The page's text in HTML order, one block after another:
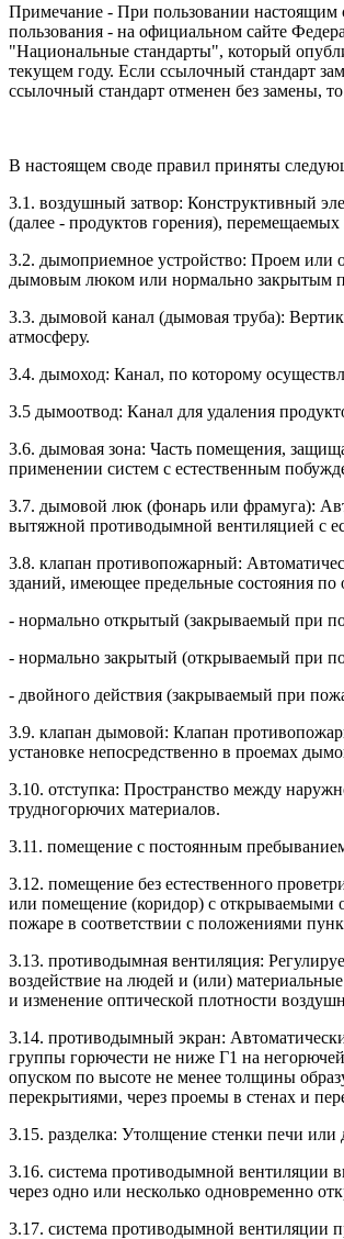
Примечание - При пользовании настоящим
пользования - на официальном сайте
"Национальные стандарты", который
текущем году. Если ссылочный стандарт
ссылочный стандарт отменен без замены,
В настоящем своде правил приняты
3.1. воздушный затвор: Конструктивный
(далее - продуктов горения),
3.2. дымоприемное устройство: Проем или
дымовым люком или нормально закрытым
3.3. дымовой канал (дымовая труба):
атмосферу.
3.4. дымоход: Канал, по которому
3.5 дымоотвод: Канал для удаления
3.6. дымовая зона: Часть помещения,
применении систем с естественным
3.7. дымовой люк (фонарь или фрамуга):
вытяжной противодымной вентиляцией с
3.8. клапан противопожарный:
зданий, имеющее предельные состояния по
- нормально открытый (закрываемый при
- нормально закрытый (открываемый при
- двойного действия (закрываемый при
3.9. клапан дымовой: Клапан
установке непосредственно в проемах
3.10. отступка: Пространство между
трудногорючих материалов.
3.11. помещение с постоянным
3.12. помещение без естественного
или помещение (коридор) с открываемыми
пожаре в соответствии с положениями
3.13. противодымная вентиляция:
воздействие на людей и (или)
и изменение оптической плотности
3.14. противодымный экран:
группы горючести не ниже Г1 на
опуском по высоте не менее толщины
перекрытиями, через проемы в стенах и
3.15. разделка: Утолщение стенки печи
3.16. система противодымной вентиляции
через одно или несколько одновременно
3.17. система противодымной вентиляции